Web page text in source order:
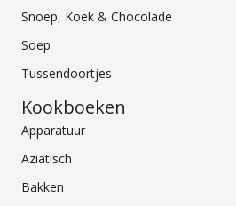
Snoep, Koek & Chocolade
Soep
Tussendoortjes
Kookboeken
Apparatuur
Aziatisch
Bakken